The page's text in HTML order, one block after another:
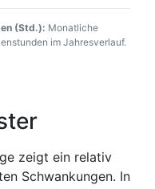
(Std.): Monatliche
im Jahresverlauf.
zeigt ein relativ
Schwankungen. In